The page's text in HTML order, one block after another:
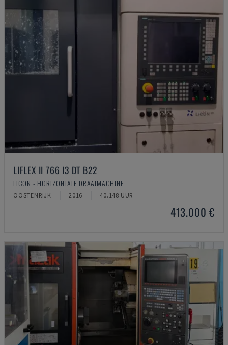
LIFLEX II 766 I3 DT B22
LICON - HORIZONTALE DRAAIMACHINE
OOSTENRIJK 2016 40.148 UUR
413.000 €